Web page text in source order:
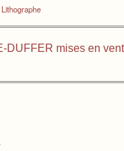
Lithographe
DUFFER mises en